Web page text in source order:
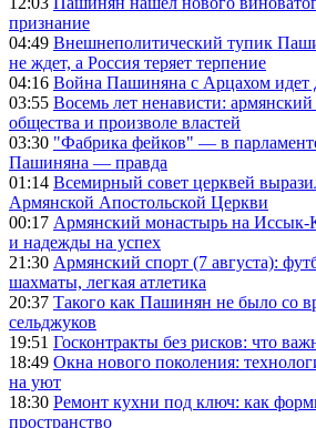
признание
04:49 Внешнеполитический тупик
не ждет, а Россия теряет терпение
04:16 Война Пашиняна с Арцахом идет
03:55 Восемь лет ненависти: армянский
общества и произволе властей
03:30 "Фабрика фейков" — в
Пашиняна — правда
01:14 Всемирный совет церквей
Армянской Апостольской Церкви
00:17 Армянский монастырь на Иссык-
и надежды на успех
21:30 Армянский спорт (7 августа):
шахматы, легкая атлетика
20:37 Такого как Пашинян не было со
сельджуков
19:51 Госконтракты без рисков: что
18:49 Окна нового поколения:
на уют
18:30 Ремонт кухни под ключ: как
пространство